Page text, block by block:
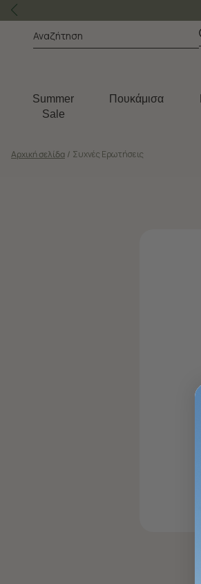
Summer
Sale
Πουκάμισα
Αρχική σελίδα / Συχνές Ερωτήσεις